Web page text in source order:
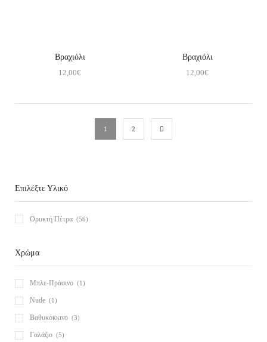
Βραχιόλι
12,00€
Βραχιόλι
12,00€
1 2
Επιλέξτε Υλικό
Ορυκτή Πέτρα (56)
Χρώμα
Μπλε-Πράσινο (1)
Nude (1)
Βαθυκόκκινο (3)
Γαλάζιο (5)